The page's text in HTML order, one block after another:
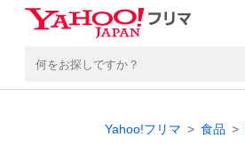
Yahoo!フリマ 食品